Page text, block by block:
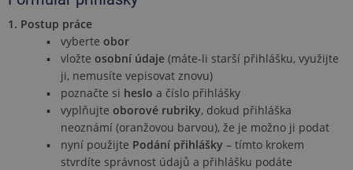
1. Postup práce
vyberte obor
vložte osobní údaje(máte-li starší přihlášku, využijte
ji, nemusíte vepisovat znovu)
poznačte si heslo a číslo přihlášky
vyplňujte oborové rubriky, dokud přihláška
neoznámí (oranžovou barvou), že je možno ji podat
nyní použijte Podání přihlášky– tímto krokem
stvrdíte správnost údajů a přihlášku podáte